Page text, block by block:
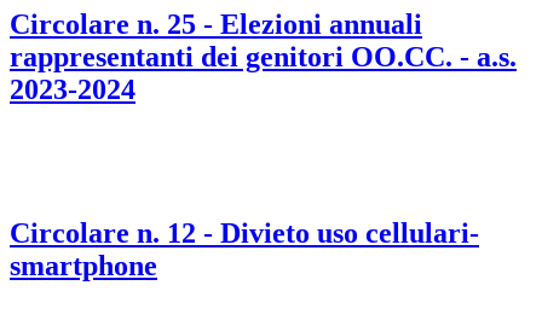
Circolare n. 25 - Elezioni annuali
rappresentanti dei genitori OO.CC. - a.s.
2023-2024
Circolare n. 12 - Divieto uso cellulari-
smartphone